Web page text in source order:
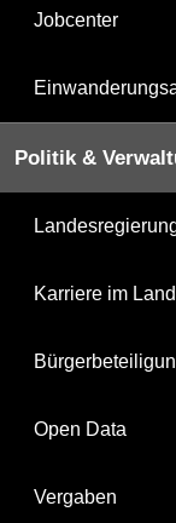
Jobcenter
Politik &
Karriere im
Open Data
Vergaben